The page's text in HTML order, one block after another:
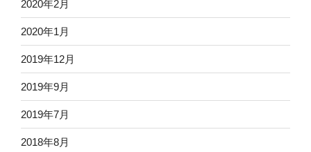
2020年2月
2020年1月
2019年12月
2019年9月
2019年7月
2018年8月